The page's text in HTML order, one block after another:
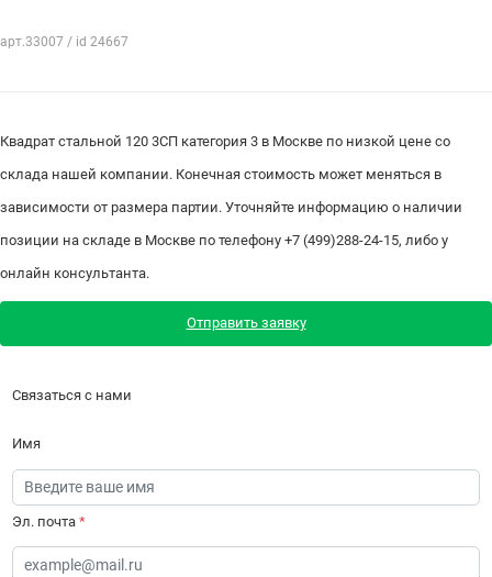
арт.33007 / id 24667
Квадрат стальной 120 3СП категория 3 в Москве по низкой цене со
склада нашей компании. Конечная стоимость может меняться в
зависимости от размера партии. Уточняйте информацию о наличии
позиции на складе в Москве по телефону +7 (499)288-24-15, либо у
онлайн консультанта.
Отправить заявку
Связаться с нами
Имя
Эл. почта *